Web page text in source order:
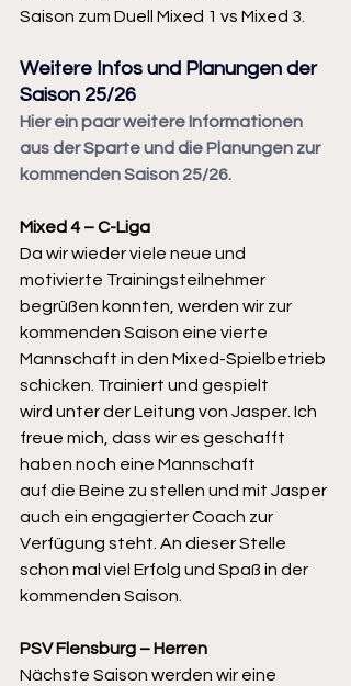
Saison zum Duell Mixed 1 vs Mixed 3.
Weitere Infos und Planungen der
Saison 25/26
Hier ein paar weitere Informationen
aus der Sparte und die Planungen zur
kommenden Saison 25/26.
Mixed 4 – C-Liga
Da wir wieder viele neue und
motivierte Trainingsteilnehmer
begrüßen konnten, werden wir zur
kommenden Saison eine vierte
Mannschaft in den Mixed-Spielbetrieb
schicken. Trainiert und gespielt
wird unter der Leitung von Jasper. Ich
freue mich, dass wir es geschafft
haben noch eine Mannschaft
auf die Beine zu stellen und mit Jasper
auch ein engagierter Coach zur
Verfügung steht. An dieser Stelle
schon mal viel Erfolg und Spaß in der
kommenden Saison.
PSV Flensburg – Herren
Nächste Saison werden wir eine